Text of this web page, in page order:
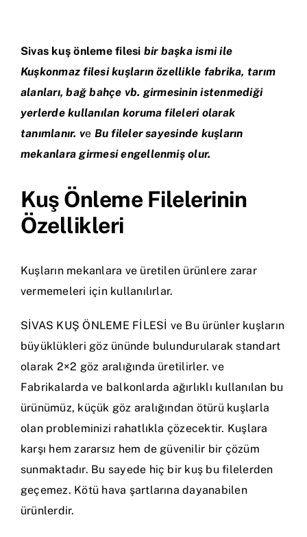
Sivas kuş önleme filesi bir başka ismi ile
Kuşkonmaz filesi kuşların özellikle fabrika, tarım
alanları, bağ bahçe vb. girmesinin istenmediği
yerlerde kullanılan koruma fileleri olarak
tanımlanır. ve Bu fileler sayesinde kuşların
mekanlara girmesi engellenmiş olur.
Kuş Önleme Filelerinin
Özellikleri
Kuşların mekanlara ve üretilen ürünlere zarar
vermemeleri için kullanılırlar.
SİVAS KUŞ ÖNLEME FİLESİ ve Bu ürünler kuşların
büyüklükleri göz ününde bulundurularak standart
olarak 2×2 göz aralığında üretilirler. ve
Fabrikalarda ve balkonlarda ağırlıklı kullanılan bu
ürünümüz, küçük göz aralığından ötürü kuşlarla
olan probleminizi rahatlıkla çözecektir. Kuşlara
karşı hem zararsız hem de güvenilir bir çözüm
sunmaktadır. Bu sayede hiç bir kuş bu filelerden
geçemez. Kötü hava şartlarına dayanabilen
ürünlerdir.